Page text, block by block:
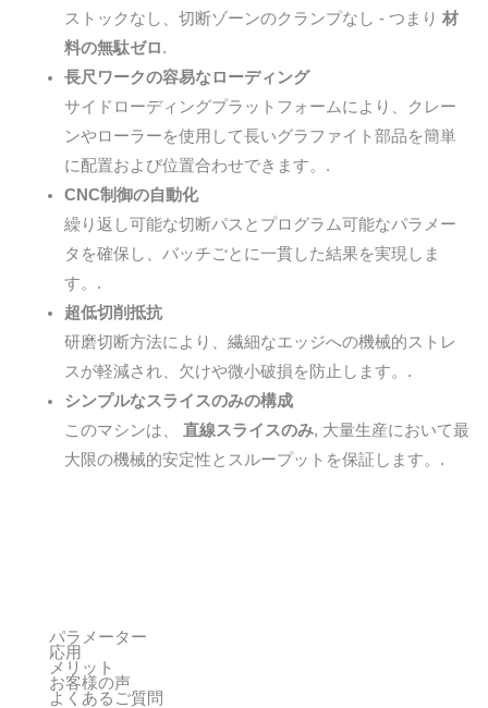
ストックなし、切断ゾーンのクランプなし - つまり 材
料の無駄ゼロ.
長尺ワークの容易なローディング
サイドローディングプラットフォームにより、クレー
ンやローラーを使用して長いグラファイト部品を簡単
に配置および位置合わせできます。.
CNC制御の自動化
繰り返し可能な切断パスとプログラム可能なパラメー
タを確保し、バッチごとに一貫した結果を実現しま
す。.
超低切削抵抗
研磨切断方法により、繊細なエッジへの機械的ストレ
スが軽減され、欠けや微小破損を防止します。.
シンプルなスライスのみの構成
このマシンは、 直線スライスのみ, 大量生産において最
大限の機械的安定性とスループットを保証します。.
パラメーター
応用
メリット
お客様の声
よくあるご質問